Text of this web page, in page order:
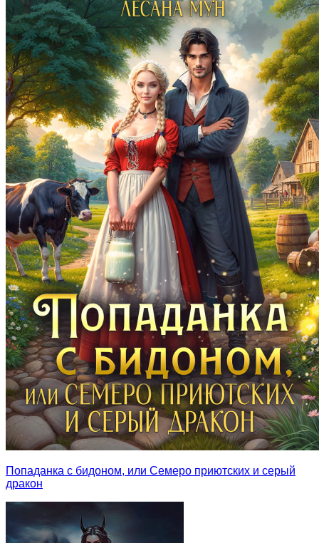
Попаданка с бидоном, или Семеро приютских и серый
дракон